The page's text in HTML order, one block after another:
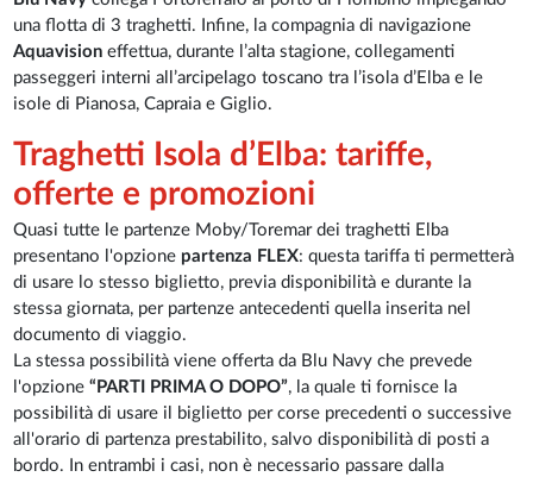
una flotta di 3 traghetti. Infine, la compagnia di navigazione
Aquavision effettua, durante l’alta stagione, collegamenti
passeggeri interni all’arcipelago toscano tra l’isola d’Elba e le
isole di Pianosa, Capraia e Giglio.
Traghetti Isola d’Elba: tariffe,
offerte e promozioni
Quasi tutte le partenze Moby/Toremar dei traghetti Elba
presentano l'opzione partenza FLEX: questa tariffa ti permetterà
di usare lo stesso biglietto, previa disponibilità e durante la
stessa giornata, per partenze antecedenti quella inserita nel
documento di viaggio.
La stessa possibilità viene offerta da Blu Navy che prevede
l'opzione“PARTI PRIMA O DOPO”, la quale ti fornisce la
possibilità di usare il biglietto per corse precedenti o successive
all'orario di partenza prestabilito, salvo disponibilità di posti a
bordo. In entrambi i casi, non è necessario passare dalla